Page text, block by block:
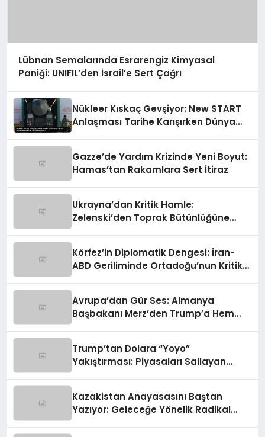
Lübnan Semalarında Esrarengiz Kimyasal
Paniği: UNIFIL’den İsrail’e Sert Çağrı
Nükleer Kıskaç Gevşiyor: New START
Anlaşması Tarihe Karışırken Dünya
Gazze’de Yardım Krizinde Yeni Boyut:
Hamas’tan Rakamlara Sert İtiraz
Ukrayna’dan Kritik Hamle:
Zelenski’den Toprak Bütünlüğüne
Körfez’in Diplomatik Dengesi: İran-
ABD Geriliminde Ortadoğu’nun Kritik
Avrupa’dan Gür Ses: Almanya
Başbakanı Merz’den Trump’a Hem
Trump’tan Dolara “Yoyo”
Yakıştırması: Piyasaları Sallayan
Kazakistan Anayasasını Baştan
Yazıyor: Geleceğe Yönelik Radikal